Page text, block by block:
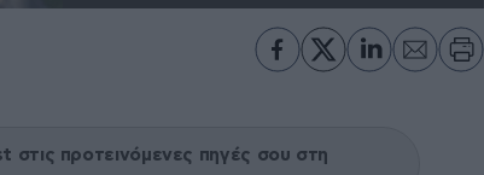
στις προτεινόμενες πηγές σου στη